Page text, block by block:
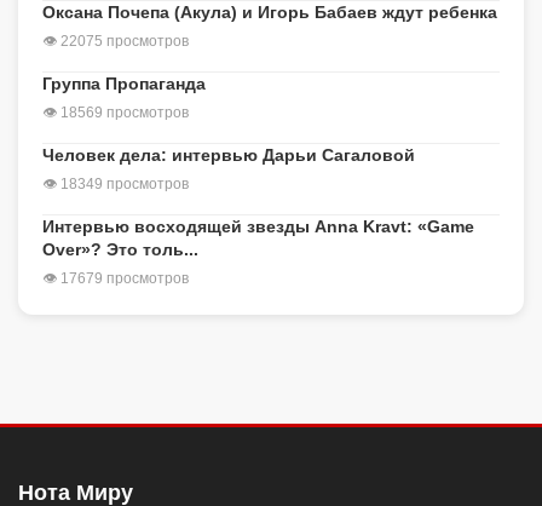
Оксана Почепа (Акула) и Игорь Бабаев ждут ребенка
👁 22075 просмотров
Группа Пропаганда
👁 18569 просмотров
Человек дела: интервью Дарьи Сагаловой
👁 18349 просмотров
Интервью восходящей звезды Anna Kravt: «Game
Over»? Это толь...
👁 17679 просмотров
Нота Миру